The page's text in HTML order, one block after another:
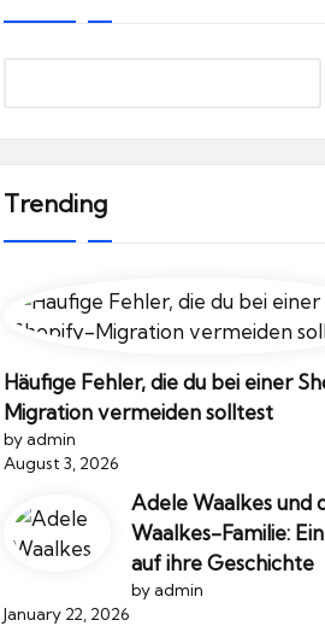
Trending
Häufige Fehler, die du bei einer
Migration vermeiden solltest
by admin
August 3, 2026
Adele Waalkes und
Waalkes-Familie:
auf ihre Geschichte
by admin
January 22, 2026